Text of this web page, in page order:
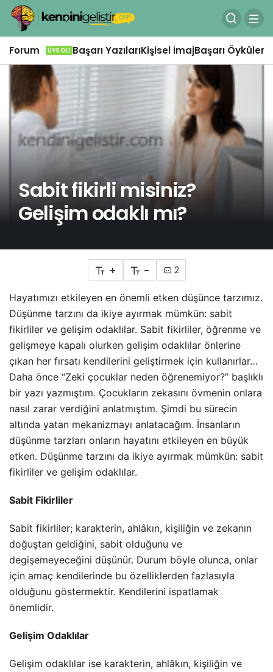
Forum ÜYE OL! Başarı YazılarıKişisel İmajBaşarı Öyküleri
Sabit fikirli misiniz?
Gelişim odaklı mı?
+ - 2
Hayatımızı etkileyen en önemli etken düşünce tarzımız.
Düşünme tarzını da ikiye ayırmak mümkün: sabit
fikirliler ve gelişim odaklılar. Sabit fikirliler, öğrenme ve
gelişmeye kapalı olurken gelişim odaklılar önlerine
çıkan her fırsatı kendilerini geliştirmek için kullanırlar…
Daha önce “Zeki çocuklar neden öğrenemiyor?” başlıklı
bir yazı yazmıştım. Çocukların zekasını övmenin onlara
nasıl zarar verdiğini anlatmıştım. Şimdi bu sürecin
altında yatan mekanizmayı anlatacağım. İnsanların
düşünme tarzları onların hayatını etkileyen en büyük
etken. Düşünme tarzını da ikiye ayırmak mümkün: sabit
fikirliler ve gelişim odaklılar.
Sabit Fikirliler
Sabit fikirliler; karakterin, ahlâkın, kişiliğin ve zekanın
doğuştan geldiğini, sabit olduğunu ve
degişemeyeceğini düşünür. Durum böyle olunca, onlar
için amaç kendilerinde bu özelliklerden fazlasıyla
olduğunu göstermektir. Kendilerini ispatlamak
önemlidir.
Gelişim Odaklılar
Gelişim odaklılar ise karakterin, ahlâkın, kişiliğin ve